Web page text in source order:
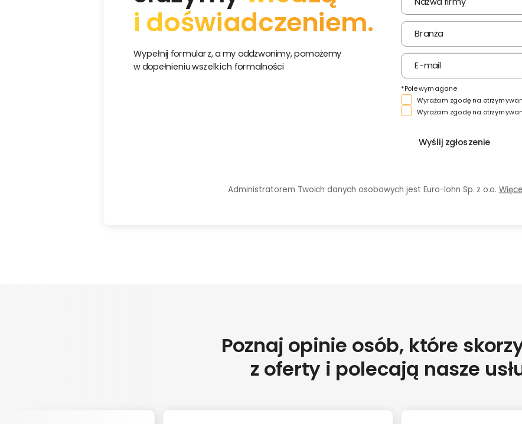
i doświadczeniem.
Wypełnij formularz, a my oddzwonimy, pomożemy
w dopełnieniu wszelkich formalności
*Pole wymagane
Wyrażam zgodę na
Wyrażam zgodę na
Wyślij zgłoszenie
Administratorem Twoich danych osobowych jest Euro-lohn Sp. z o.o.
Poznaj opinie osób, które
z oferty i polecają nasze